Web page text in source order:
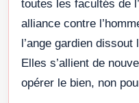
toutes les facultés de
alliance contre
l’ange gardien
Elles s’allient de
opérer le bien, non